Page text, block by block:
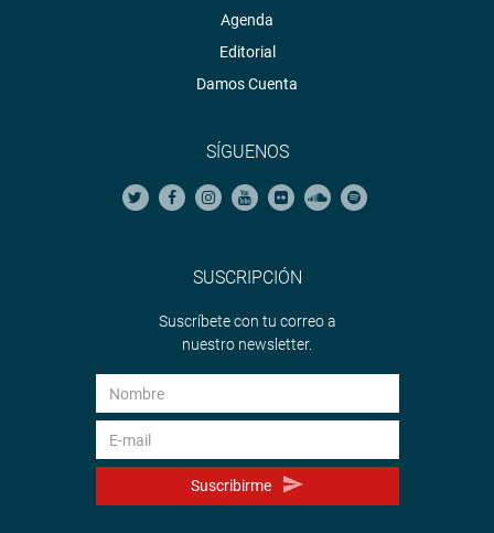
Agenda
Editorial
Damos Cuenta
SÍGUENOS
SUSCRIPCIÓN
Suscríbete con tu correo a
nuestro newsletter.
Suscribirme